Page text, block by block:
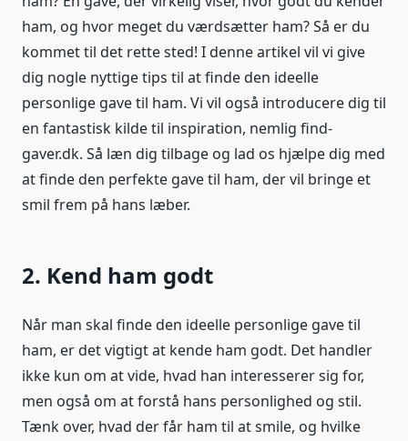
ham, og hvor meget du værdsætter ham? Så er du
kommet til det rette sted! I denne artikel vil vi give
dig nogle nyttige tips til at finde den ideelle
personlige gave til ham. Vi vil også introducere dig til
en fantastisk kilde til inspiration, nemlig find-
gaver.dk. Så læn dig tilbage og lad os hjælpe dig med
at finde den perfekte gave til ham, der vil bringe et
smil frem på hans læber.
2. Kend ham godt
Når man skal finde den ideelle personlige gave til
ham, er det vigtigt at kende ham godt. Det handler
ikke kun om at vide, hvad han interesserer sig for,
men også om at forstå hans personlighed og stil.
Tænk over, hvad der får ham til at smile, og hvilke